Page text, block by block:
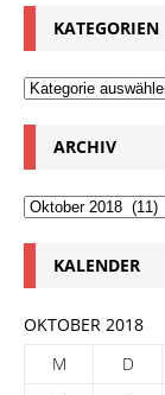
KATEGORIEN
ARCHIV
KALENDER
OKTOBER 2018
M
D